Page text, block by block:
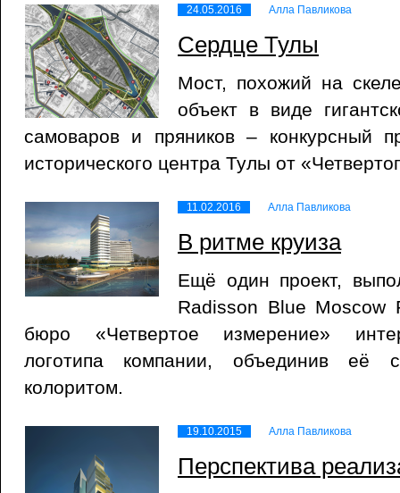
24.05.2016 Алла Павликова
Сердце Тулы
Мост, похожий на
объект в виде
самоваров и пряников – конкурсный
исторического центра Тулы от
11.02.2016 Алла Павликова
В ритме круиза
Ещё один проект,
Radisson Blue Moscow
бюро «Четвертое измерение»
логотипа компании, объединив её
колоритом.
19.10.2015 Алла Павликова
Перспектива